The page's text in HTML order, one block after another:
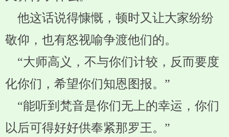
他这话说得慷慨，顿时又让大家纷纷
敬仰，也有怒视喻争渡他们的。
“大师高义，不与你们计较，反而要度
化你们，希望你们知恩图报。”
“能听到梵音是你们无上的幸运，你们
以后可得好好供奉紧那罗王。”